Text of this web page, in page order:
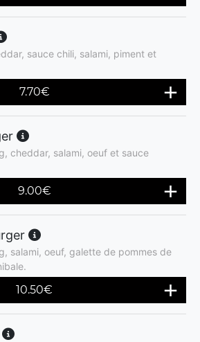
sauce chili, salami, piment et
7.70€
cheddar, salami, oeuf et sauce
9.00€
salami, oeuf, galette de pommes de
10.50€